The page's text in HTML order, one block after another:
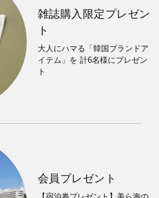
雑誌購入限定プレゼン
ト
大人にハマる「韓国ブランドア
イテム」を 計6名様にプレゼン
ト
会員プレゼント